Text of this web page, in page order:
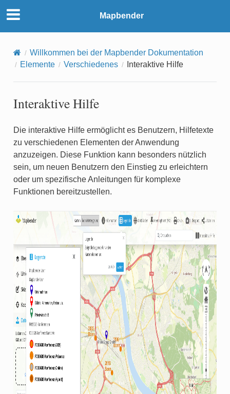
Mapbender
Willkommen bei der Mapbender Dokumentation
Elemente
Verschiedenes Interaktive Hilfe
Interaktive Hilfe
Die interaktive Hilfe ermöglicht es Benutzern, Hilfetexte
zu verschiedenen Elementen der Anwendung
anzuzeigen. Diese Funktion kann besonders nützlich
sein, um neuen Benutzern den Einstieg zu erleichtern
oder um spezifische Anleitungen für komplexe
Funktionen bereitzustellen.